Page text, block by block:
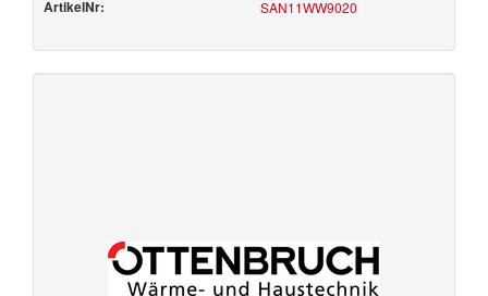
ArtikelNr: SAN11WW9020